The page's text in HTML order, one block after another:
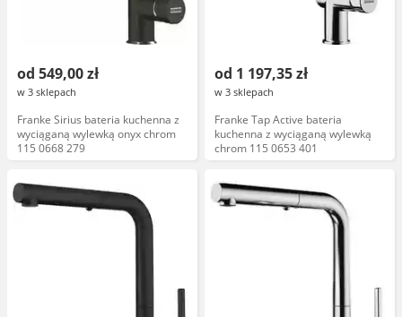
od 549,00 zł
w 3 sklepach
Franke Sirius bateria kuchenna z
wyciąganą wylewką onyx chrom
115 0668 279
od 1 197,35 zł
w 3 sklepach
Franke Tap Active bateria
kuchenna z wyciąganą wylewką
chrom 115 0653 401